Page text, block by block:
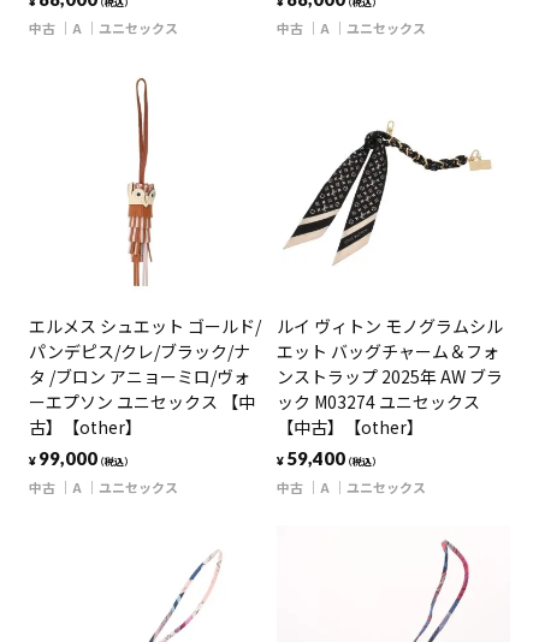
（税込）
中古 A ユニセックス
（税込）
中古 A ユニセックス
エルメス シュエット ゴールド/
パンデピス/クレ/ブラック/ナ
タ /ブロン アニョーミロ/ヴォ
ーエプソン ユニセックス 【中
古】【other】
¥ 99,000（税込）
中古 A ユニセックス
ルイ ヴィトン モノグラムシル
エット バッグチャーム＆フォ
ンストラップ 2025年 AW ブラ
ック M03274 ユニセックス
【中古】【other】
¥ 59,400（税込）
中古 A ユニセックス